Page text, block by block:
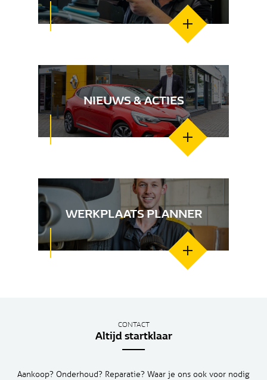
NIEUWS & ACTIES
WERKPLAATS PLANNER
CONTACT
Altijd startklaar
Aankoop? Onderhoud? Reparatie? Waar je ons ook voor nodig